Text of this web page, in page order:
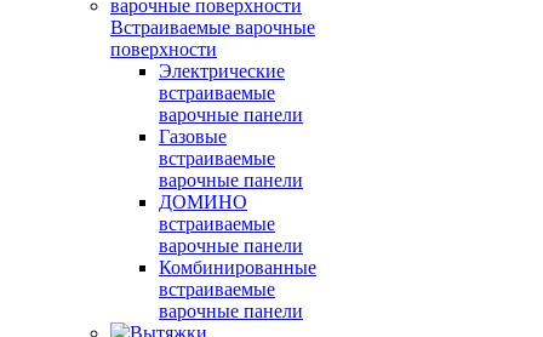
Встраиваемые варочные
поверхности
Электрические
встраиваемые
варочные панели
Газовые
встраиваемые
варочные панели
ДОМИНО
встраиваемые
варочные панели
Комбинированные
встраиваемые
варочные панели